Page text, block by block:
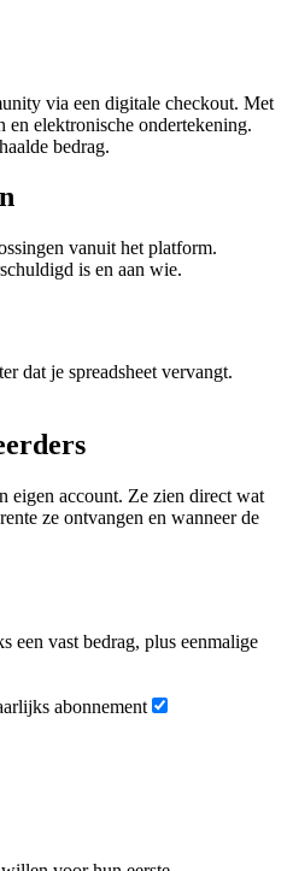
via een digitale checkout. Met
en elektronische ondertekening.
bedrag.
vanuit het platform.
is en aan wie.
dat je spreadsheet vervangt.
eigen account. Ze zien direct wat
ze ontvangen en wanneer de
een vast bedrag, plus eenmalige
abonnement